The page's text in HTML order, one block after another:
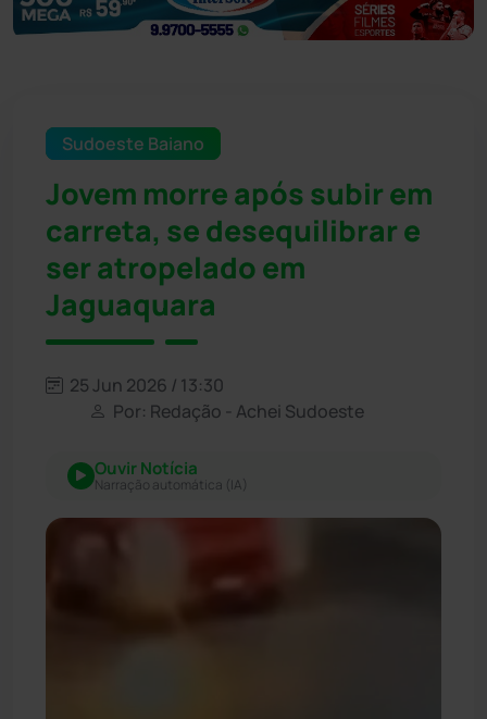
Sudoeste Baiano
Jovem morre após subir em
carreta, se desequilibrar e
ser atropelado em
Jaguaquara
25 Jun 2026 / 13:30
Por: Redação - Achei Sudoeste
Ouvir Notícia
Narração automática (IA)